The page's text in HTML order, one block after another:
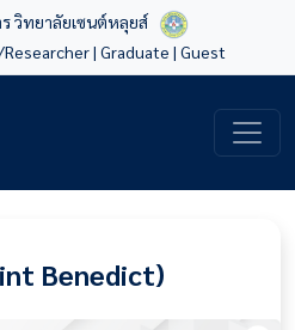
วิทยาลัยเซนต์หลุยส์
| Graduate | Guest
Benedict)